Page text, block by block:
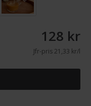
128 kr
Jfr-pris21,33 kr/l